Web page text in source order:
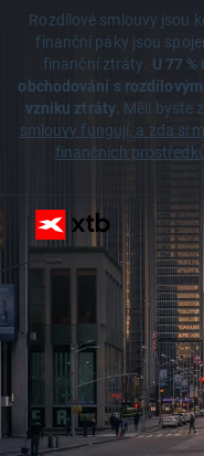
Rozdílové smlouvy jsou
finanční páky jsou
finanční ztráty. U 77
obchodování s
vzniku ztráty. Měli byste
smlouvy fungují, a zda si
finančních